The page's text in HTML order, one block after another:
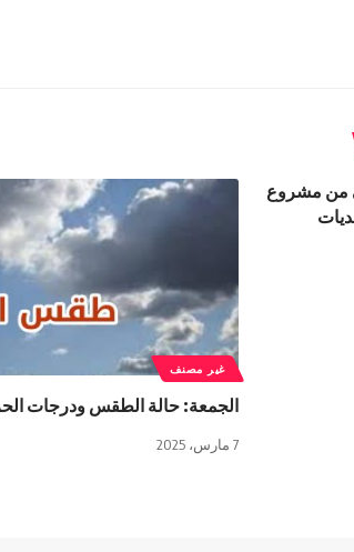
من مشروع
غير مصنف
الجمعة: حالة الطقس ودرجات
7 مارس، 2025